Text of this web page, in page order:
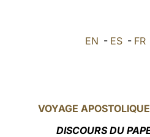
EN - ES- FR
VOYAGE
DISCOURS DU